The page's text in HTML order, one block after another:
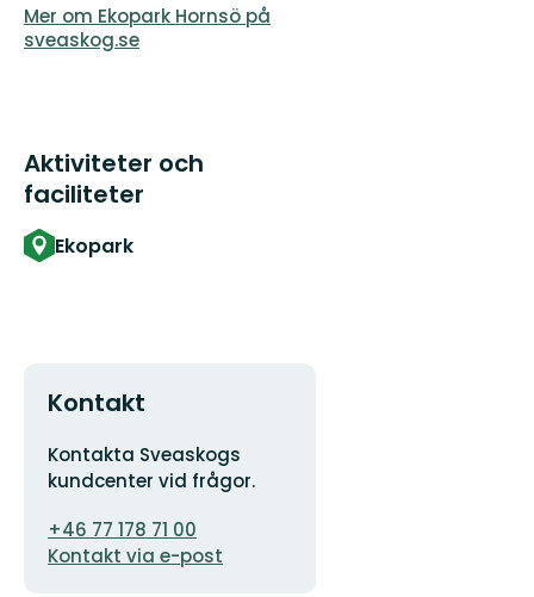
Mer om Ekopark Hornsö på
sveaskog.se
Aktiviteter och
faciliteter
Ekopark
Kontakt
Adress
Kontakta Sveaskogs
kundcenter vid frågor.
postadress
+46 77 178 71 00
Kontakt via e-post